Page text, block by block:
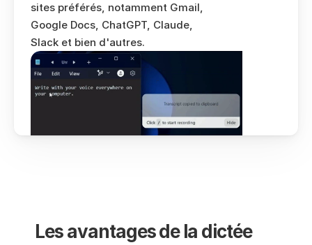
sites préférés, notamment Gmail,
Google Docs, ChatGPT, Claude,
Slack et bien d'autres.
Les avantages de la dictée